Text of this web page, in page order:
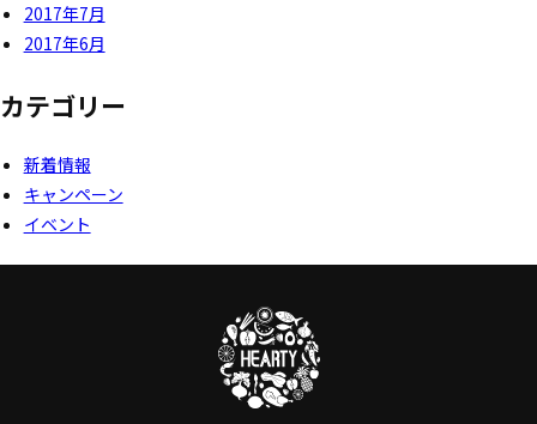
2017年7月
2017年6月
カテゴリー
新着情報
キャンペーン
イベント